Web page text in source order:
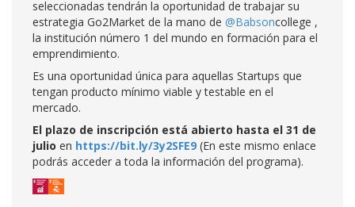
seleccionadas tendrán la oportunidad de trabajar su
estrategia Go2Market de la mano de @Babsoncollege ,
la institución número 1 del mundo en formación para el
emprendimiento.
Es una oportunidad única para aquellas Startups que
tengan producto mínimo viable y testable en el
mercado.
El plazo de inscripción está abierto hasta el 31 de
julio en https://bit.ly/3y2SFE9 (En este mismo enlace
podrás acceder a toda la información del programa).